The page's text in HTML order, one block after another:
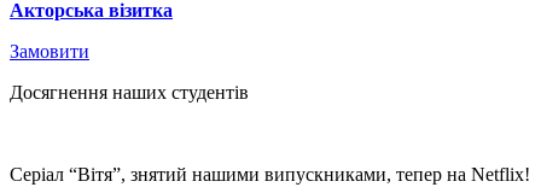
Акторська візитка
Замовити
Досягнення наших студентів
Серіал “Вітя”, знятий нашими випускниками, тепер на Netflix!